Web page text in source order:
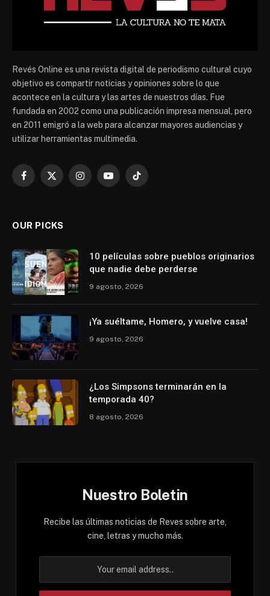
Revés Online es una revista digital de periodismo cultural cuyo
objetivo es compartir noticias y opiniones sobre lo que
acontece en la cultura y las artes de nuestros días. Fue
fundada en 2002 como una publicación impresa mensual, pero
en 2011 emigró a la web para alcanzar mayores audiencias y
utilizar herramientas multimedia.
Facebook
X
InstagramYouTubeTikTok
OUR PICKS
10 películas sobre pueblos originarios
que nadie debe perderse
9 agosto, 2026
¡Ya suéltame, Homero, y vuelve casa!
9 agosto, 2026
¿Los Simpsons terminarán en la
temporada 40?
8 agosto, 2026
Nuestro Boletin
Recibe las últimas noticias de Reves sobre arte,
cine, letras y mucho más.